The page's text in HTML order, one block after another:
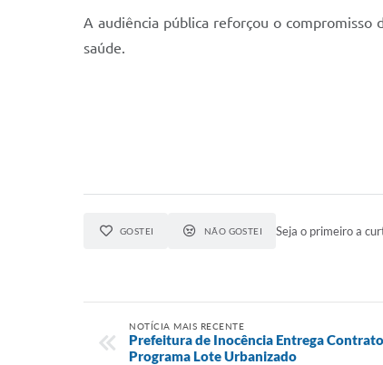
A audiência pública reforçou o compromisso
saúde.
GOSTEI NÃO GOSTEI Seja o primeiro a
NOTÍCIA MAIS RECENTE
Prefeitura de Inocência Entrega
Programa Lote Urbanizado